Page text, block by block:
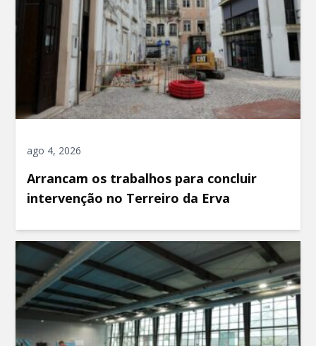
ago 4, 2026
Arrancam os trabalhos para concluir
intervenção no Terreiro da Erva